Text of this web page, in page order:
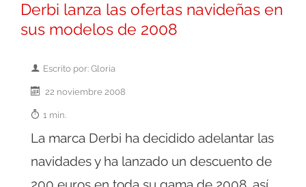
Derbi lanza las ofertas navideñas en
sus modelos de 2008
Escrito por: Gloria
22 noviembre 2008
1 min.
La marca Derbi ha decidido adelantar las
navidades y ha lanzado un descuento de